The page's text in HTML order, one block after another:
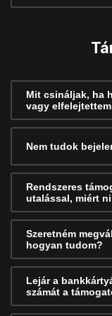
Mit csináljak, ha
vagy
Nem tudok
Rendszeres
utalással, miért
Szeretném
hogyan tudom?
Lejár a
számát a